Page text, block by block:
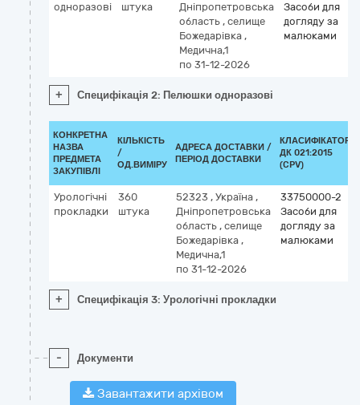
одноразові
штука
Дніпропетровська
область , селище
Божедарівка ,
Медична,1
по 31-12-2026
Засоби для
догляду за
малюками
+ Специфікація 2: Пелюшки одноразові
КОНКРЕТНА
НАЗВА
ПРЕДМЕТА
ЗАКУПІВЛІ
КІЛЬКІСТЬ
/
ОД.ВИМІРУ
АДРЕСА ДОСТАВКИ /
ПЕРІОД ДОСТАВКИ
КЛАСИФІКАТОР
ДК 021:2015
(CPV)
Урологічні
прокладки
360
штука
52323 , Україна ,
Дніпропетровська
область , селище
Божедарівка ,
Медична,1
по 31-12-2026
33750000-2
Засоби для
догляду за
малюками
+ Специфікація 3: Урологічні прокладки
- Документи
Завантажити архівом